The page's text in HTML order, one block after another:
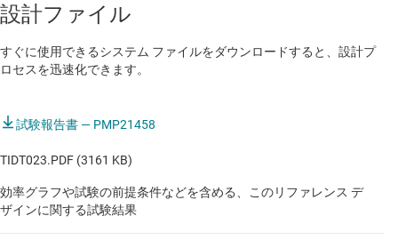
設計ファイル
すぐに使用できるシステム ファイルをダウンロードすると、設計プ
ロセスを迅速化できます。
試験報告書 — PMP21458
TIDT023.PDF (3161 KB)
効率グラフや試験の前提条件などを含める、このリファレンス デ
ザインに関する試験結果